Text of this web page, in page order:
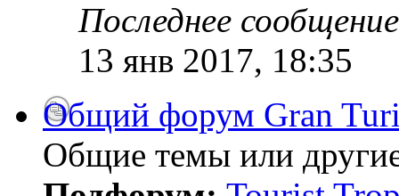
Последнее сообщение
13 янв 2017, 18:35
Общий форум Gran
Общие темы или